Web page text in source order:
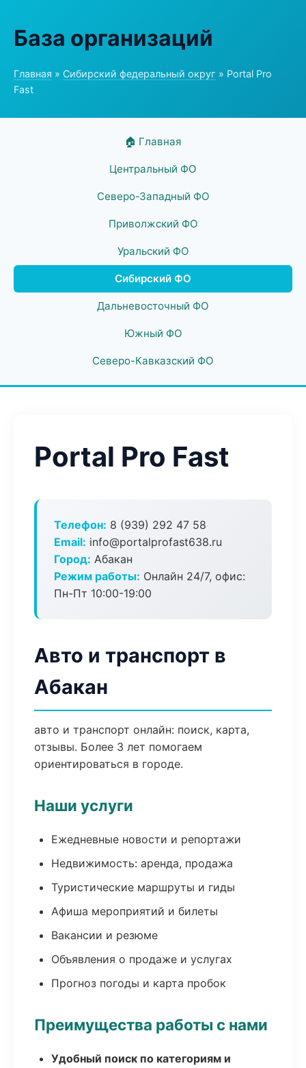
База организаций
Главная » Сибирский федеральный округ » Portal Pro
Fast
🏠 Главная
Центральный ФО
Северо-Западный ФО
Приволжский ФО
Уральский ФО
Сибирский ФО
Дальневосточный ФО
Южный ФО
Северо-Кавказский ФО
Portal Pro Fast
Телефон: 8 (939) 292 47 58
Email: info@portalprofast638.ru
Город: Абакан
Режим работы: Онлайн 24/7, офис:
Пн-Пт 10:00-19:00
Авто и транспорт в
Абакан
авто и транспорт онлайн: поиск, карта,
отзывы. Более 3 лет помогаем
ориентироваться в городе.
Наши услуги
Ежедневные новости и репортажи
Недвижимость: аренда, продажа
Туристические маршруты и гиды
Афиша мероприятий и билеты
Вакансии и резюме
Объявления о продаже и услугах
Прогноз погоды и карта пробок
Преимущества работы с нами
Удобный поиск по категориям и